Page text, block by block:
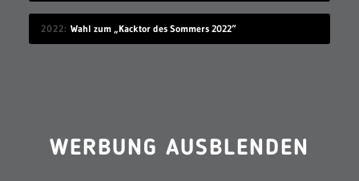
2022 Wahl zum „Kacktor des Sommers 2022“
WERBUNG AUSBLENDEN